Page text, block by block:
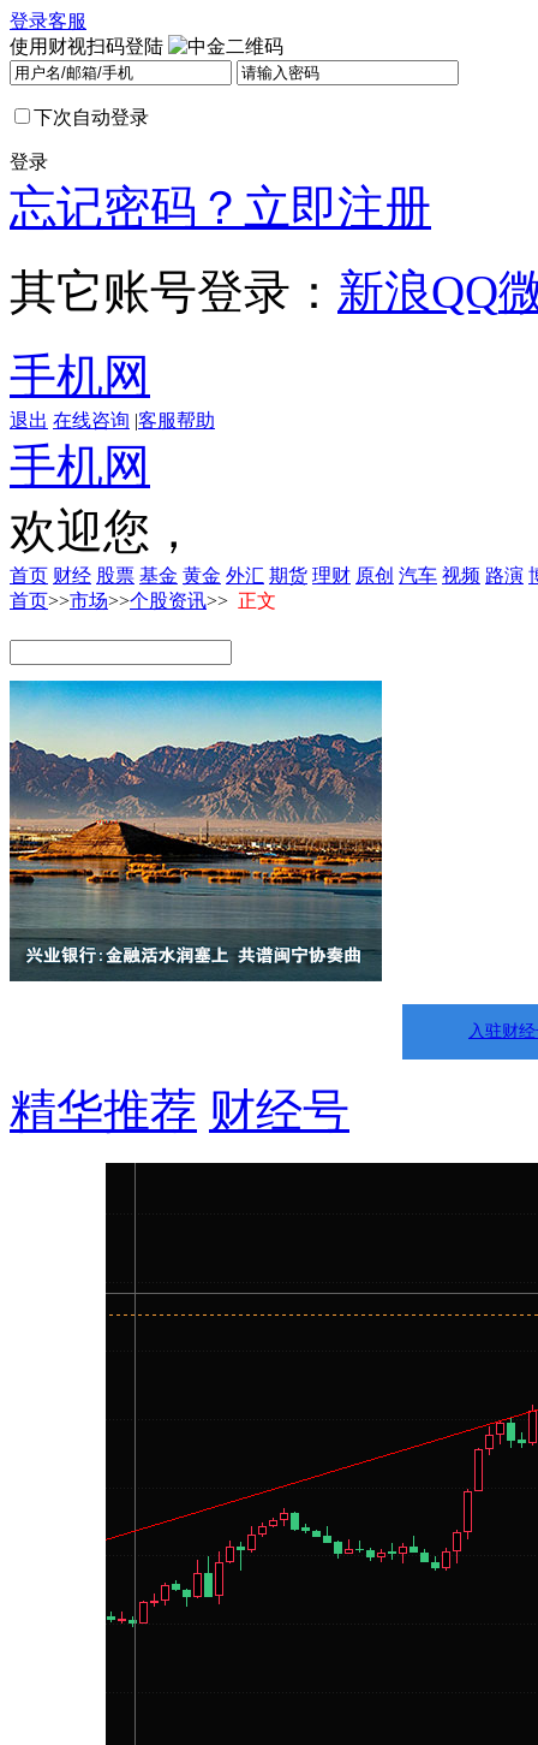
登录客服
使用财视扫码登陆
下次自动登录
登录
忘记密码？ 立即注册
其它账号登录： 新浪QQ
手机网
退出 在线咨询 |客服帮助
手机网
欢迎您，
首页 财经 股票 基金 黄金 外汇 期货 理财 原创 汽车 视频 路演
首页>>市场>>个股资讯>> 正文
入驻财
精华推荐 财经号